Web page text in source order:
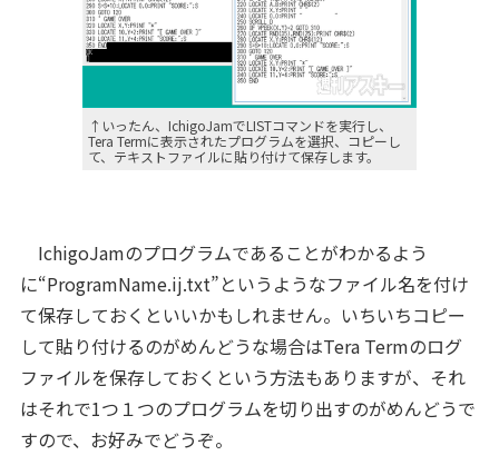
↑いったん、IchigoJamでLISTコマンドを実行し、
Tera Termに表示されたプログラムを選択、コピーし
て、テキストファイルに貼り付けて保存します。
IchigoJamのプログラムであることがわかるよう
に“ProgramName.ij.txt”というようなファイル名を付け
て保存しておくといいかもしれません。いちいちコピー
して貼り付けるのがめんどうな場合はTera Termのログ
ファイルを保存しておくという方法もありますが、それ
はそれで1つ１つのプログラムを切り出すのがめんどうで
すので、お好みでどうぞ。